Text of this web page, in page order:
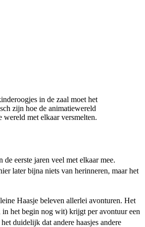
in de zaal moet het
zijn hoe de animatiewereld
wereld met elkaar versmelten.
eerste jaren veel met elkaar mee.
later bijna niets van herinneren, maar het
Haasje beleven allerlei avonturen. Het
in het begin nog wit) krijgt per avontuur een
duidelijk dat andere haasjes andere